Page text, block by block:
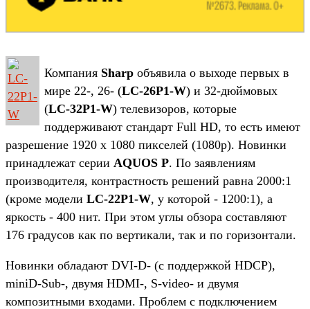
Компания Sharp объявила о выходе первых в
мире 22-, 26- (LC-26P1-W) и 32-дюймовых
(LC-32P1-W) телевизоров, которые
поддерживают стандарт Full HD, то есть имеют
разрешение 1920 x 1080 пикселей (1080p). Новинки
принадлежат серии AQUOS P. По заявлениям
производителя, контрастность решений равна 2000:1
(кроме модели LC-22P1-W, у которой - 1200:1), а
яркость - 400 нит. При этом углы обзора составляют
176 градусов как по вертикали, так и по горизонтали.
Новинки обладают DVI-D- (с поддержкой HDCP),
miniD-Sub-, двумя HDMI-, S-video- и двумя
композитными входами. Проблем с подключением